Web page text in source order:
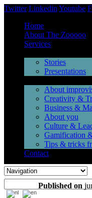
Twitter Linkedin Youtube
Home
About The Zooooo
Services
Stories
Presentations
About
Creativity &
Business &
About you
Culture &
Gamification
Tips & tricks
Contact
Published on